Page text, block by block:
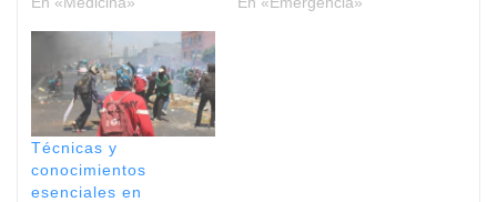
Técnicas y
conocimientos
esenciales en